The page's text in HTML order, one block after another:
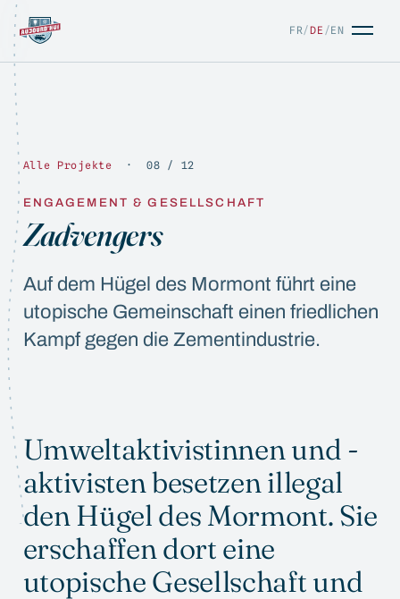
FR/ DE/EN
Alle Projekte · 08 / 12
ENGAGEMENT & GESELLSCHAFT
Zadvengers
Auf dem Hügel des Mormont führt eine
utopische Gemeinschaft einen friedlichen
Kampf gegen die Zementindustrie.
Umweltaktivistinnen und -
aktivisten besetzen illegal
den Hügel des Mormont. Sie
erschaffen dort eine
utopische Gesellschaft und